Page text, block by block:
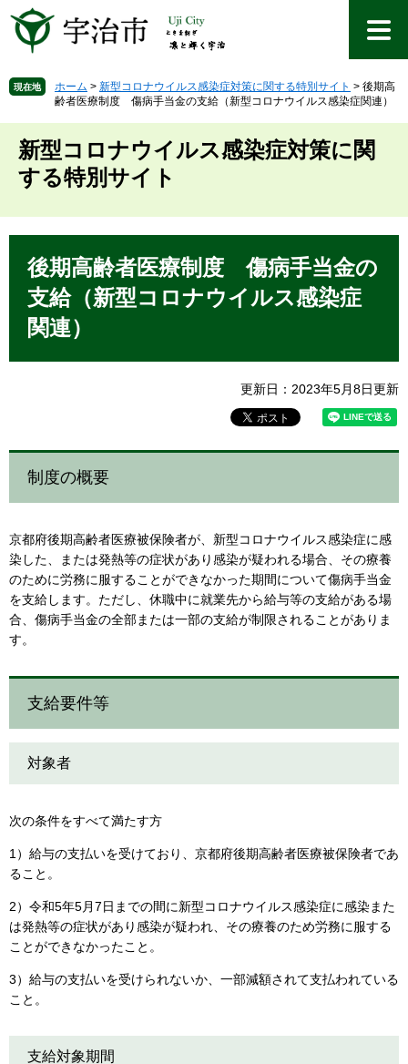
先
で
を
ば
へ
現在地 ホーム > 新型コロナウイルス感染症対策に関する特別サイト > 後期高
齢者医療制度 傷病手当金の支給（新型コロナウイルス感染症関連）
新型コロナウイルス感染症対策に関
する特別サイト
後期高齢者医療制度 傷病手当金の
支給（新型コロナウイルス感染症
関連）
更新日：2023年5月8日更新
制度の概要
京都府後期高齢者医療被保険者が、新型コロナウイルス感染症に感
染した、または発熱等の症状があり感染が疑われる場合、その療養
のために労務に服することができなかった期間について傷病手当金
を支給します。ただし、休職中に就業先から給与等の支給がある場
合、傷病手当金の全部または一部の支給が制限されることがありま
す。
支給要件等
対象者
次の条件をすべて満たす方
1）給与の支払いを受けており、京都府後期高齢者医療被保険者であ
ること。
2）令和5年5月7日までの間に新型コロナウイルス感染症に感染また
は発熱等の症状があり感染が疑われ、その療養のため労務に服する
ことができなかったこと。
3）給与の支払いを受けられないか、一部減額されて支払われている
こと。
支給対象期間